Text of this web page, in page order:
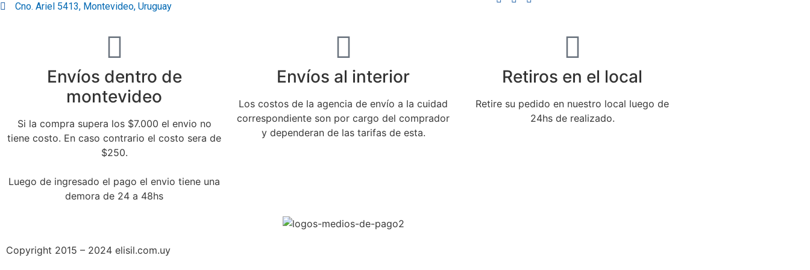
Cno. Ariel 5413, Montevideo, Uruguay
Envíos dentro de
montevideo
Si la compra supera los $7.000 el envio no
tiene costo. En caso contrario el costo sera de
$250.
Luego de ingresado el pago el envio tiene una
demora de 24 a 48hs
Envíos al interior
Los costos de la agencia de envío a la cuidad
correspondiente son por cargo del comprador
y dependeran de las tarifas de esta.
Retiros en el local
Retire su pedido en nuestro local luego de
24hs de realizado.
Copyright 2015 – 2024 elisil.com.uy